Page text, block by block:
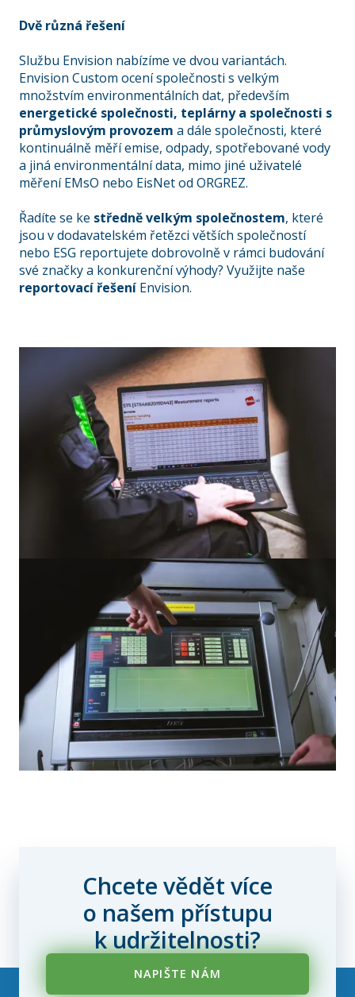
Dvě různá řešení
Službu Envision nabízíme ve dvou variantách.
Envision Custom ocení společnosti s velkým
množstvím environmentálních dat, především
energetické společnosti, teplárny a společnosti s
průmyslovým provozem a dále společnosti, které
kontinuálně měří emise, odpady, spotřebované vody
a jiná environmentální data, mimo jiné uživatelé
měření EMsO nebo EisNet od ORGREZ.
Řadíte se ke středně velkým společnostem, které
jsou v dodavatelském řetězci větších společností
nebo ESG reportujete dobrovolně v rámci budování
své značky a konkurenční výhody? Využijte naše
reportovací řešení Envision.
Chcete vědět více
o našem přístupu
k udržitelnosti?
NAPIŠTE NÁM